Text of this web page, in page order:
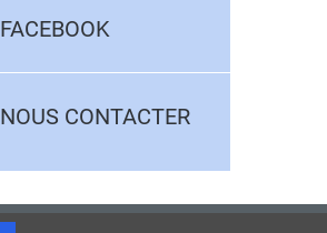
FACEBOOK
NOUS CONTACTER